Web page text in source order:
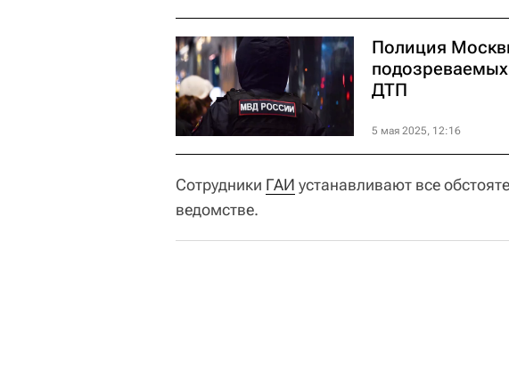
Полиция
ДТП
5 мая 2025, 12:16
Сотрудники ГАИ устанавливают все
ведомстве.